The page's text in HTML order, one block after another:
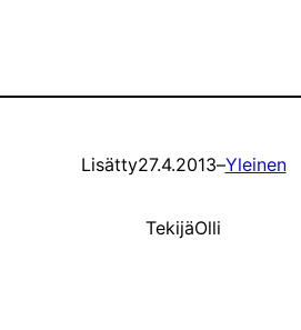
Lisätty27.4.2013–Yleinen
TekijäOlli